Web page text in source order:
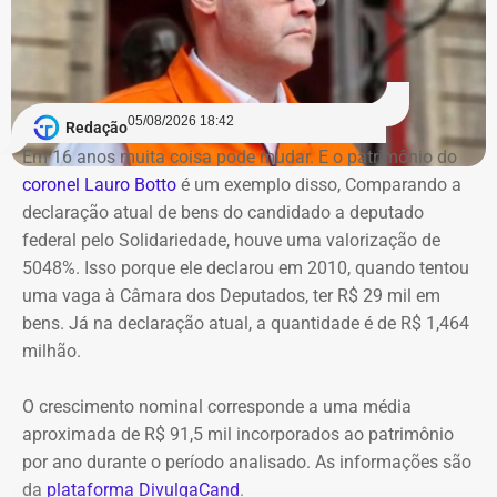
do interior do estado. A partir dessas informações foram
produzidas apresentações gráficas, enquanto a etapa de
campo teria vistoriado apenas 0,5% dos imóveis
previstos, sob a justificativa de falta de autorização para
acesso.
Na avaliação dos auditores, o conjunto das evidências
aponta indícios relevantes de irregularidades na execução
e fiscalização contratual, além de fragilidades na
confiabilidade das informações produzidas. O relatório
foi encaminhado ao Ministério Público, ao Tribunal de
Contas e ao Conselho Administrativo de Defesa
Econômica (Cade).
Nova gestão amplia pente-fino no
instituto
publicação desta reportagem, ambos os focos se
tornaram em um só.
Apesar da interdição de um trecho da via, ainda de
acordo com o Centro de Operações, não houve alterações
na circulação de ônibus pela região. Ainda segundo o
COR, a interdição acontece pelo fato do acostamento ser
estreito. Por isso uma faixa de rolamento está ocupada
para os bombeiros possam atuar no combate às chamas.
Equipes do quartel do Grajaú do Corpo de Bombeiros
seguem no local trabalhando para controlar o incêndio.
Até o momento, não há informação sobre feridos.
Redação05/08/2026 18:42
Em 16 anos muita coisa pode mudar. E o patrimônio do
coronel Lauro Botto é um exemplo disso, Comparando a
declaração atual de bens do candidado a deputado
federal pelo Solidariedade, houve uma valorização de
5048%. Isso porque ele declarou em 2010, quando tentou
uma vaga à Câmara dos Deputados, ter R$ 29 mil em
bens. Já na declaração atual, a quantidade é de R$ 1,464
milhão.
O crescimento nominal corresponde a uma média
aproximada de R$ 91,5 mil incorporados ao patrimônio
por ano durante o período analisado. As informações são
da plataforma DivulgaCand.